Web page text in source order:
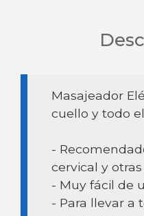
Masajeador
cuello y todo
-
cervical y
- Muy fácil de
- Para llevar a